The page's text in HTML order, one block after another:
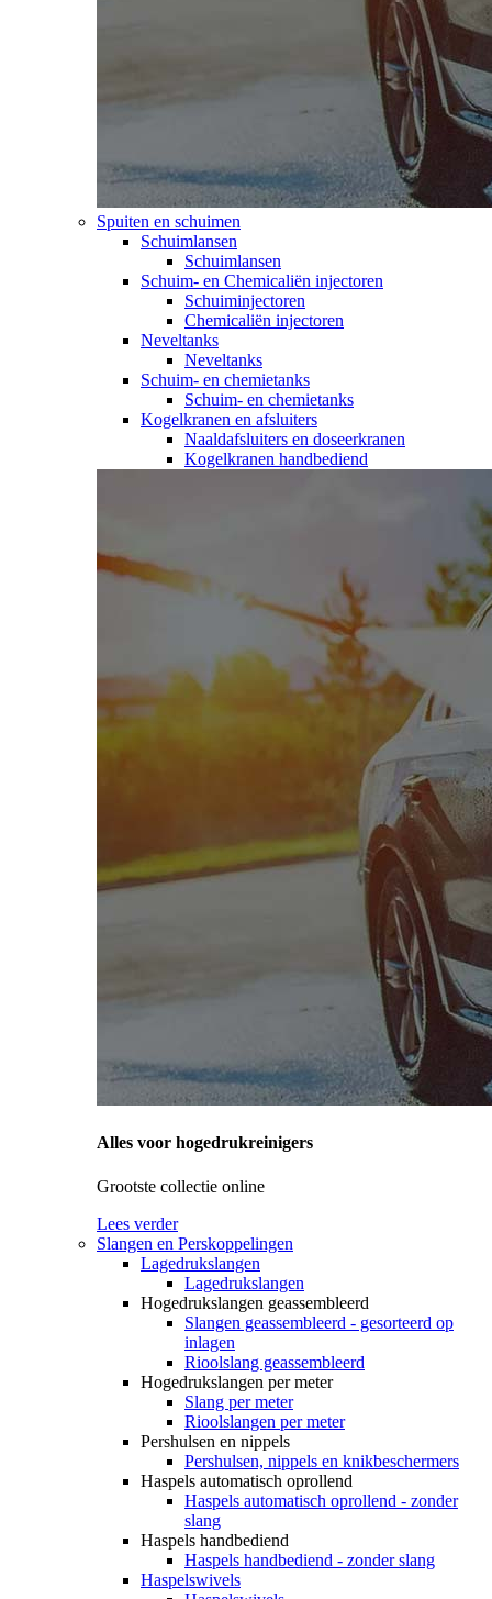
Spuiten en schuimen
Schuimlansen
Schuimlansen
Schuim- en Chemicaliën injectoren
Schuiminjectoren
Chemicaliën injectoren
Neveltanks
Neveltanks
Schuim- en chemietanks
Schuim- en chemietanks
Kogelkranen en afsluiters
Naaldafsluiters en doseerkranen
Kogelkranen handbediend
Alles voor hogedrukreinigers
Grootste collectie online
Lees verder
Slangen en Perskoppelingen
Lagedrukslangen
Lagedrukslangen
Hogedrukslangen geassembleerd
Slangen geassembleerd - gesorteerd op
inlagen
Rioolslang geassembleerd
Hogedrukslangen per meter
Slang per meter
Rioolslangen per meter
Pershulsen en nippels
Pershulsen, nippels en knikbeschermers
Haspels automatisch oprollend
Haspels automatisch oprollend - zonder
slang
Haspels handbediend
Haspels handbediend - zonder slang
Haspelswivels